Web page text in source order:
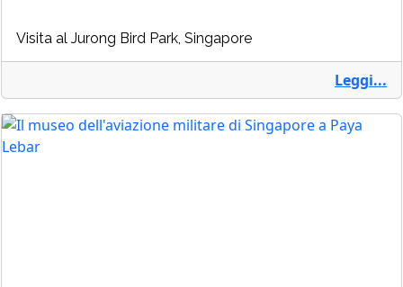
Visita al Jurong Bird Park, Singapore
Leggi...